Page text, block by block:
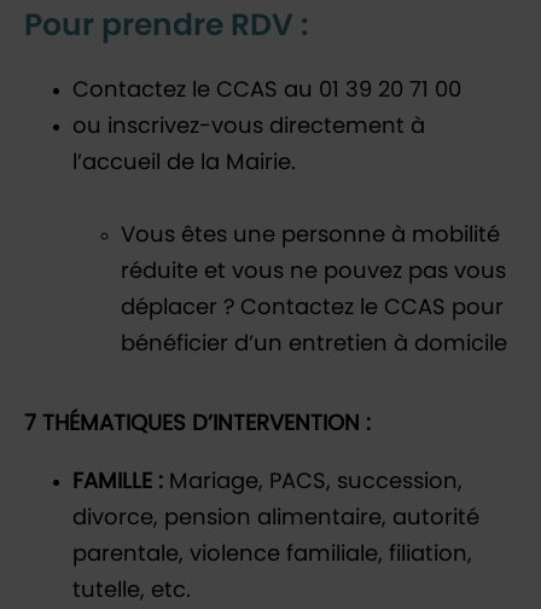
Pour prendre RDV :
Contactez le CCAS au 01 39 20 71 00
ou inscrivez-vous directement à
l’accueil de la Mairie.
Vous êtes une personne à mobilité
réduite et vous ne pouvez pas vous
déplacer ? Contactez le CCAS pour
bénéficier d’un entretien à domicile
7 THÉMATIQUES D’INTERVENTION :
FAMILLE : Mariage, PACS, succession,
divorce, pension alimentaire, autorité
parentale, violence familiale, filiation,
tutelle, etc.